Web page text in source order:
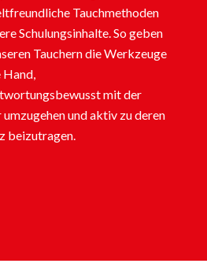
Tauchmethoden
Schulungsinhalte. So geben
Tauchern die Werkzeuge
Hand,
mit der
und aktiv zu deren
beizutragen.